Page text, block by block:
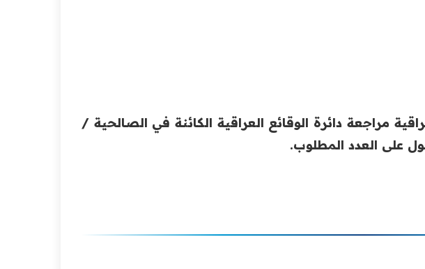
مراجعة دائرة الوقائع العراقية الكائنة في الصالحية /
على العدد المطلوب.